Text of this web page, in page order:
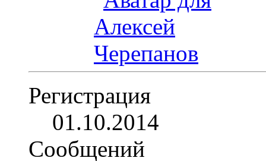
Регистрация
01.10.2014
Сообщений